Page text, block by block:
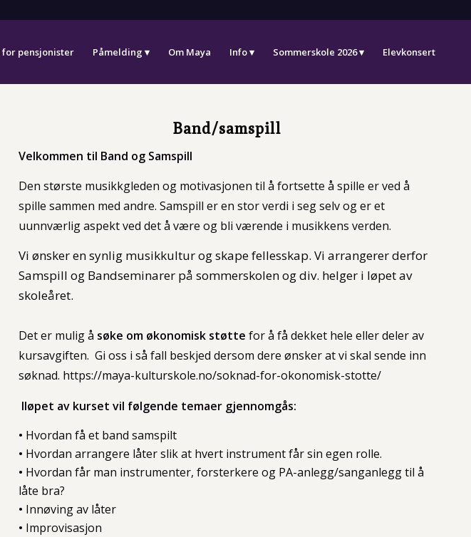
pensjonister Påmelding Om Maya Info Sommerskole 2026 Elevkonsert
Band/samspill
Velkommen til Band og Samspill
Den største musikkgleden og motivasjonen til å fortsette å spille er ved å
spille sammen med andre. Samspill er en stor verdi i seg selv og er et
uunnværlig aspekt ved det å være og bli værende i musikkens verden.
Vi ønsker en synlig musikkultur og skape fellesskap. Vi arrangerer derfor
Samspill og Bandseminarer på sommerskolen og div. helger i løpet av
skoleåret.
Det er mulig å søke om økonomisk støtte for å få dekket hele eller deler av
kursavgiften. Gi oss i så fall beskjed dersom dere ønsker at vi skal sende inn
søknad. https://maya-kulturskole.no/soknad-for-okonomisk-stotte/
Iløpet av kurset vil følgende temaer gjennomgås:
• Hvordan få et band samspilt
• Hvordan arrangere låter slik at hvert instrument får sin egen rolle.
• Hvordan får man instrumenter, forsterkere og PA-anlegg/sanganlegg til å
låte bra?
• Innøving av låter
• Improvisasjon